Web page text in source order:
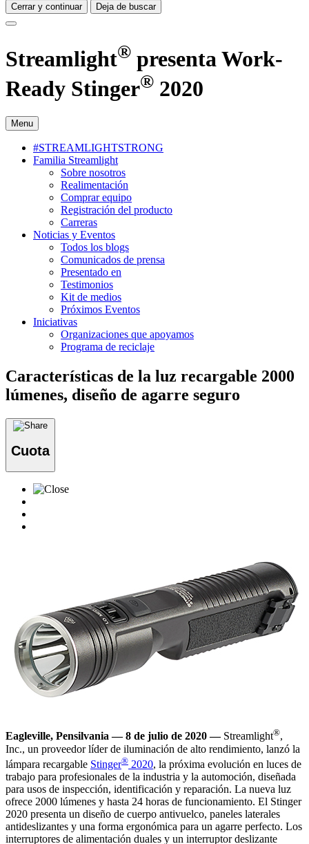
Cerrar y continuar Deja de buscar
Streamlight® presenta Work-
Ready Stinger® 2020
Menu
#STREAMLIGHTSTRONG
Familia Streamlight
Sobre nosotros
Realimentación
Comprar equipo
Registración del producto
Carreras
Noticias y Eventos
Todos los blogs
Comunicados de prensa
Presentado en
Testimonios
Kit de medios
Próximos Eventos
Iniciativas
Organizaciones que apoyamos
Programa de reciclaje
Características de la luz recargable 2000
lúmenes, diseño de agarre seguro
Cuota
Eagleville, Pensilvania — 8 de julio de 2020 —Streamlight®,
Inc., un proveedor líder de iluminación de alto rendimiento, lanzó la
lámpara recargable Stinger® 2020, la próxima evolución en luces de
trabajo para profesionales de la industria y la automoción, diseñada
para usos de inspección, identificación y reparación. La nueva luz
ofrece 2000 lúmenes y hasta 24 horas de funcionamiento. El Stinger
2020 presenta un diseño de cuerpo antivuelco, paneles laterales
antideslizantes y una forma ergonómica para un agarre perfecto. Los
interruptores de alimentación duales y un interruptor deslizante